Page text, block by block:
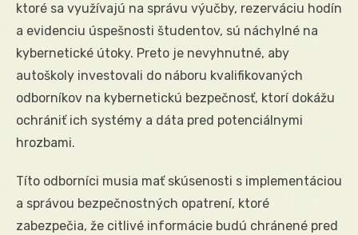
ktoré sa využívajú na správu výučby, rezerváciu hodín
a evidenciu úspešnosti študentov, sú náchylné na
kybernetické útoky. Preto je nevyhnutné, aby
autoškoly investovali do náboru kvalifikovaných
odborníkov na kybernetickú bezpečnosť, ktorí dokážu
ochrániť ich systémy a dáta pred potenciálnymi
hrozbami.
Títo odborníci musia mať skúsenosti s implementáciou
a správou bezpečnostných opatrení, ktoré
zabezpečia, že citlivé informácie budú chránené pred